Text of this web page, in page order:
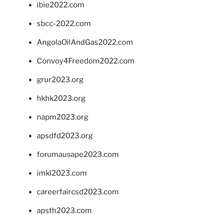
ibie2022.com
sbcc-2022.com
AngolaOilAndGas2022.com
Convoy4Freedom2022.com
grur2023.org
hkhk2023.org
napm2023.org
apsdfd2023.org
forumausape2023.com
imkl2023.com
careerfaircsd2023.com
apsth2023.com